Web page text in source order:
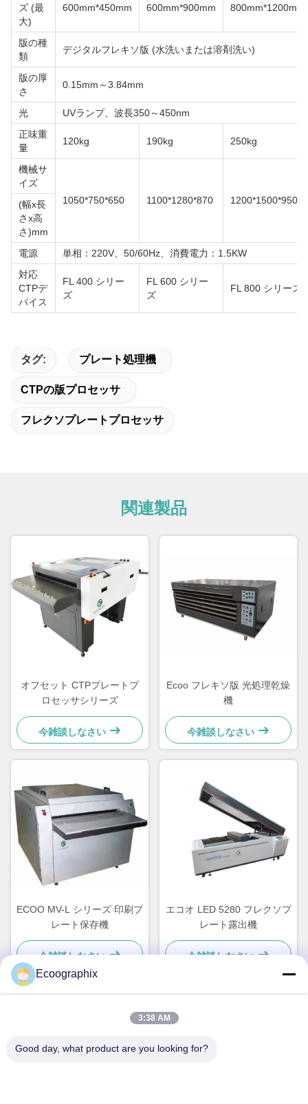
ズ (最
大)
600mm*450mm 600mm*900mm 800mm*1200mm
版の種
類
デジタルフレキソ版 (水洗いまたは溶剤洗い)
版の厚
さ
0.15mm～3.84mm
光
UVランプ、波長350～450nm
正味重
量
120kg 190kg 250kg
機械サ
イズ
1050*750*650
1100*1280*870 1200*1500*950
(幅x長
さx高
さ)mm
電源
単相：220V、50/60Hz、消費電力：1.5KW
対応
CTPデ
バイス
FL 400 シリー
ズ
FL 600 シリー
ズ
FL 800 シリーズ
タグ: プレート処理機
CTPの版プロセッサ
フレクソプレートプロセッサ
関連製品
オフセット CTPプレートプ
ロセッサシリーズ
今雑談しなさい
Ecoo フレキソ版 光処理乾燥
機
今雑談しなさい
ECOO MV-L シリーズ 印刷プ
レート保存機
今雑談しなさい
エコオ LED 5280 フレクソプ
レート露出機
今雑談しなさい
Ecoographix
3:38 AM
Good day, what product are you looking for?